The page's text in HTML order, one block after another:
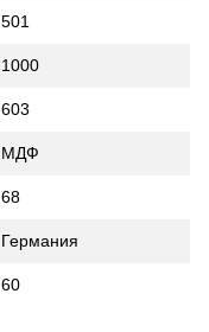
501
1000
603
МДФ
68
Германия
60